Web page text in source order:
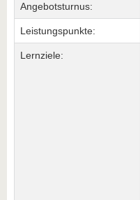
Angebotsturnus:
Leistungspunkte:
Lernziele: